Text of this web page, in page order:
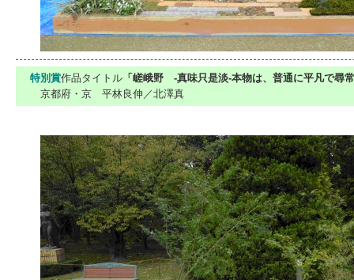
特別賞作品タイトル 「嵯峨野 -真味只是淡-本物は、普通に平凡で尋
京都府・京 平林良伸／北澤真